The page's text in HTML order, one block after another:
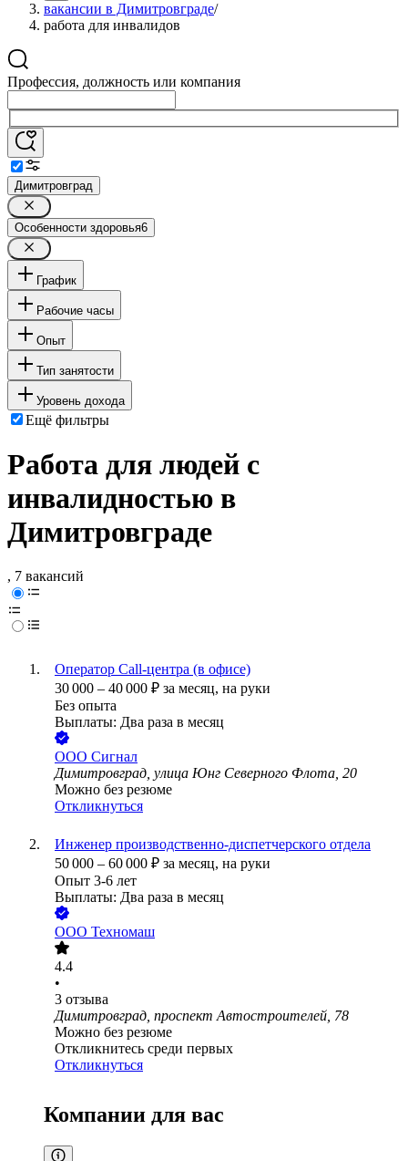
вакансии в Димитровграде/
работа для инвалидов
Профессия, должность или компания
Димитровград
Особенности здоровья6
График
Рабочие часы
Опыт
Тип занятости
Уровень дохода
Ещё фильтры
Работа для людей с
инвалидностью в
Димитровграде
, 7 вакансий
Оператор Call-центра (в офисе)
30 000 – 40 000 ₽ за месяц, на руки
Без опыта
Выплаты: Два раза в месяц
ООО Сигнал
Димитровград, улица Юнг Северного Флота, 20
Можно без резюме
Откликнуться
Инженер производственно-диспетчерского отдела
50 000 – 60 000 ₽ за месяц, на руки
Опыт 3-6 лет
Выплаты: Два раза в месяц
ООО Техномаш
4.4
•
3 отзыва
Димитровград, проспект Автостроителей, 78
Можно без резюме
Откликнитесь среди первых
Откликнуться
Компании для вас